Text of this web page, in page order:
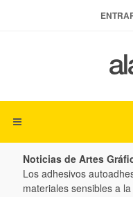
Noticias de Artes
Los adhesivos
materiales sensibles a